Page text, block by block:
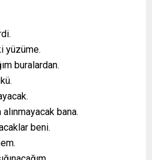
yüzüme.
buralardan.
bana.
beni.